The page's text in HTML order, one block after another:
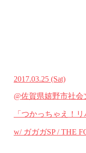
2017.03.25 (Sat)
@佐賀県嬉野市社会
「つかっちゃえ！
w/ ガガガSP / THE